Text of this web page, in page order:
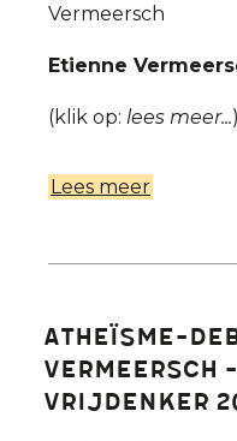
Vermeersch
Etienne
(klik op: lees meer...)
Lees meer
discussie
met
politicus
Atheïsme-
Vermeersch
Vrijdenker